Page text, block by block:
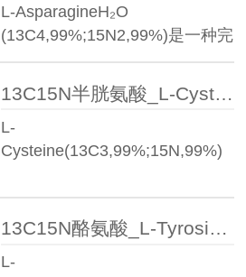
L-AsparagineH₂O
(13C4,99%;15N2,99%)是一种完
全由…
L-
Cysteine(13C3,99%;15N,99%)
13C15N酪氨酸_L-Tyrosine(13C9,99%;15N,99%)
L-